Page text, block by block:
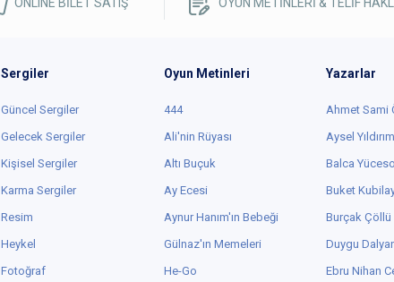
ONLINE BİLET SATIŞ OYUN METİNLERİ & TELİF
Sergiler
Güncel Sergiler
Gelecek Sergiler
Kişisel Sergiler
Karma Sergiler
Resim
Heykel
Fotoğraf
Oyun Metinleri
444
Ali'nin Rüyası
Altı Buçuk
Ay Ecesi
Aynur Hanım'ın Bebeği
Gülnaz'ın Memeleri
He-Go
Yazarlar
Ahmet Sami
Aysel Yıldırım
Balca
Buket
Burçak Çöllü
Duygu
Ebru Nihan